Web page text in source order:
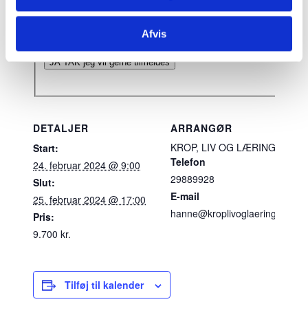
Afvis
Jeg giver samtykke til at Krop, Liv og Læring
DETALJER
Start:
24. februar 2024 @ 9:00
Slut:
25. februar 2024 @ 17:00
Pris:
9.700 kr.
ARRANGØR
KROP, LIV OG LÆRING
Telefon
29889928
E-mail
hanne@kroplivoglaering.dk
Tilføj til kalender